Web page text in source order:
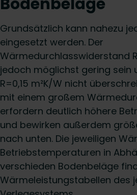
Grundsätzlich kann nahezu
eingesetzt werden. Der
Wärmedurchlasswiderstand
jedoch möglichst gering sein
R=0,15 m²K/W nicht
mit einem großem
erfordern deutlich höhere
und bewirken außerdem
nach unten. Die jeweiligen
Betriebstemperaturen in
verschieden Bodenbeläge
Wärmeleistungstabellen des